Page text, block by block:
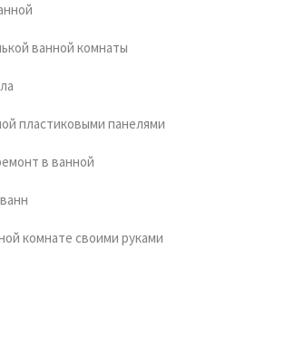
ванной комнаты
пластиковыми панелями
в ванной
комнате своими руками